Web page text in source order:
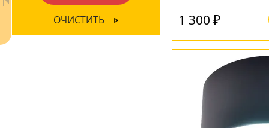
1 300 ₽
ОЧИСТИТЬ